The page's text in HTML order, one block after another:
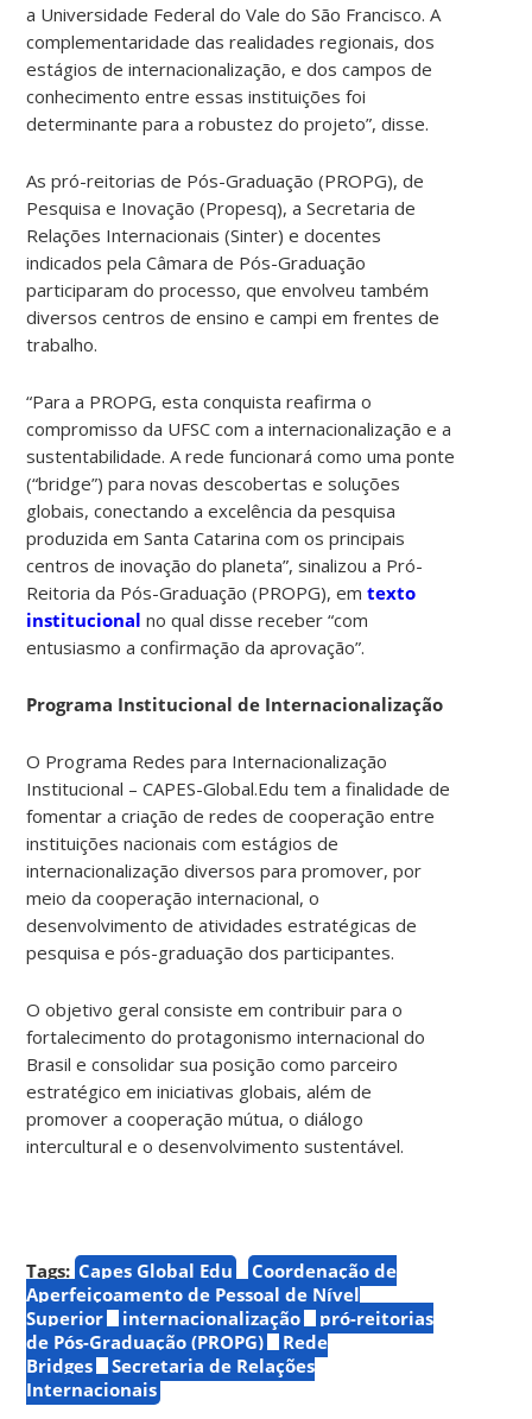
a Universidade Federal do Vale do São Francisco. A
complementaridade das realidades regionais, dos
estágios de internacionalização, e dos campos de
conhecimento entre essas instituições foi
determinante para a robustez do projeto”, disse.
As pró-reitorias de Pós-Graduação (PROPG), de
Pesquisa e Inovação (Propesq), a Secretaria de
Relações Internacionais (Sinter) e docentes
indicados pela Câmara de Pós-Graduação
participaram do processo, que envolveu também
diversos centros de ensino e campi em frentes de
trabalho.
“Para a PROPG, esta conquista reafirma o
compromisso da UFSC com a internacionalização e a
sustentabilidade. A rede funcionará como uma ponte
(“bridge”) para novas descobertas e soluções
globais, conectando a excelência da pesquisa
produzida em Santa Catarina com os principais
centros de inovação do planeta”, sinalizou a Pró-
Reitoria da Pós-Graduação (PROPG), em texto
institucionalno qual disse receber “com
entusiasmo a confirmação da aprovação”.
Programa Institucional de Internacionalização
O Programa Redes para Internacionalização
Institucional – CAPES-Global.Edu tem a finalidade de
fomentar a criação de redes de cooperação entre
instituições nacionais com estágios de
internacionalização diversos para promover, por
meio da cooperação internacional, o
desenvolvimento de atividades estratégicas de
pesquisa e pós-graduação dos participantes.
O objetivo geral consiste em contribuir para o
fortalecimento do protagonismo internacional do
Brasil e consolidar sua posição como parceiro
estratégico em iniciativas globais, além de
promover a cooperação mútua, o diálogo
intercultural e o desenvolvimento sustentável.
Tags: Capes Global Edu
Coordenação de
Aperfeiçoamento de Pessoal de Nível
Superior
internacionalização
pró-reitorias
de Pós-Graduação (PROPG)
Rede
Bridges
Secretaria de Relações
Internacionais